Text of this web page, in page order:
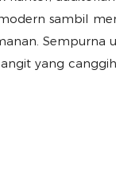
sambil
Sempurna
yang